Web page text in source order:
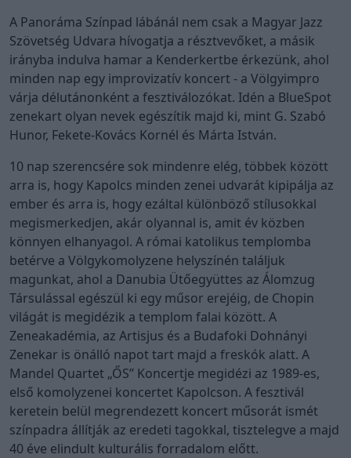
A Panoráma Színpad lábánál nem csak a Magyar Jazz
Szövetség Udvara hívogatja a résztvevőket, a másik
irányba indulva hamar a Kenderkertbe érkezünk, ahol
minden nap egy improvizatív koncert - a Völgyimpro
várja délutánonként a fesztiválozókat. Idén a BlueSpot
zenekart olyan nevek egészítik majd ki, mint G. Szabó
Hunor, Fekete-Kovács Kornél és Márta István.
10 nap szerencsére sok mindenre elég, többek között
arra is, hogy Kapolcs minden zenei udvarát kipipálja az
ember és arra is, hogy ezáltal különböző stílusokkal
megismerkedjen, akár olyannal is, amit év közben
könnyen elhanyagol. A római katolikus templomba
betérve a Völgykomolyzene helyszínén találjuk
magunkat, ahol a Danubia Ütőegyüttes az Álomzug
Társulással egészül ki egy műsor erejéig, de Chopin
világát is megidézik a templom falai között. A
Zeneakadémia, az Artisjus és a Budafoki Dohnányi
Zenekar is önálló napot tart majd a freskók alatt. A
Mandel Quartet „ŐS” Koncertje megidézi az 1989-es,
első komolyzenei koncertet Kapolcson. A fesztivál
keretein belül megrendezett koncert műsorát ismét
színpadra állítják az eredeti tagokkal, tisztelegve a majd
40 éve elindult kulturális forradalom előtt.